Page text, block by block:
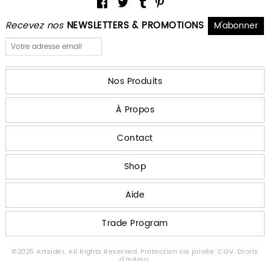
Recevez nos NEWSLETTERS & PROMOTIONS
Nos Produits
À Propos
Contact
Shop
Aide
Trade Program
©2025 Artsider. All Rights Reserved. Protection vie privée.CGV. Droits